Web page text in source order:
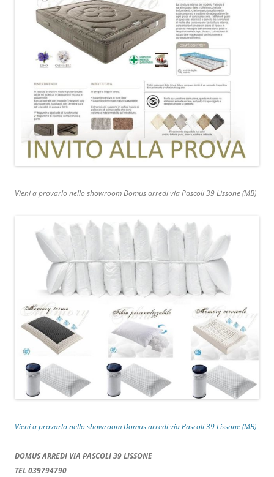
Vieni a provarlo nello showroom Domus arredi via Pascoli 39 Lissone (MB)
Vieni a provarlo nello showroom Domus arredi via Pascoli 39 Lissone (MB)
DOMUS ARREDI VIA PASCOLI 39 LISSONE
TEL 039794790